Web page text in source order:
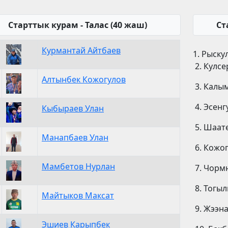
Старттык курам - Талас (40 жаш)
Курмантай Айтбаев
Алтынбек Кожогулов
Кыбыраев Улан
Манапбаев Улан
Мамбетов Нурлан
Майтыков Максат
Эшиев Карыпбек
1.
2.
3.
4.
5.
6.
7.
8.
9.